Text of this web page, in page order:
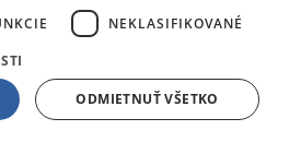
plochý s DELUX rúčkou
: Štetec JB079 • 3.0", plochý s
NEKLASIFIKOVANÉ
ODMIETNUŤ VŠETKO